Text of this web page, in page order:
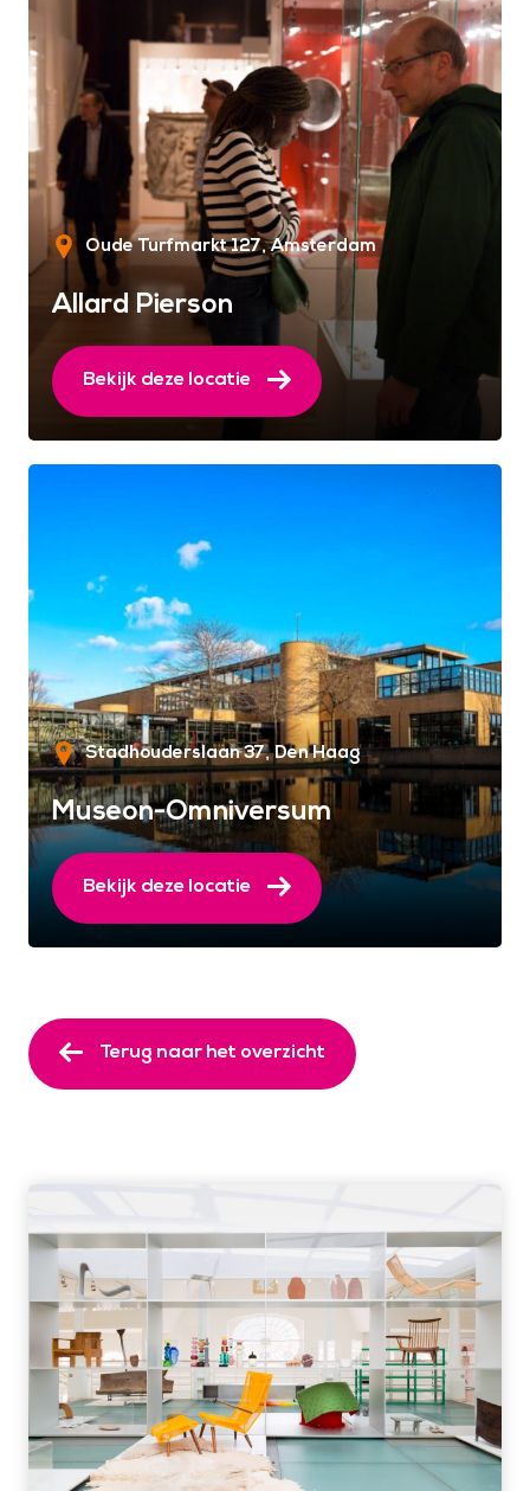
Oude Turfmarkt 127 Amsterdam
Allard Pierson
Bekijk deze locatie
Stadhouderslaan 37 Den Haag
Museon-Omniversum
Bekijk deze locatie
Terug naar het overzicht